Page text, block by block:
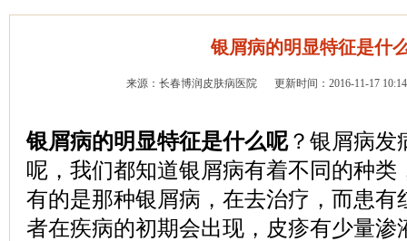
银屑病的明显特征是什
来源：长春博润皮肤病医院 更新时间：2016-11-17
银屑病的明显特征是什么呢？银屑病发
呢，我们都知道银屑病有着不同的种类
有的是那种银屑病，在去治疗，而患有
者在疾病的初期会出现，皮疹有少量渗